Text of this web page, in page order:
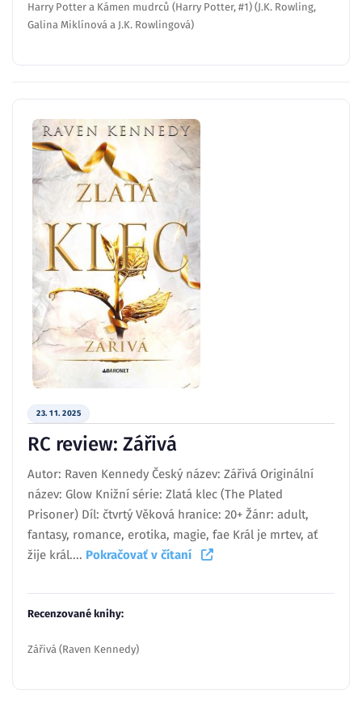
Harry Potter a Kámen mudrců (Harry Potter, #1) (J.K. Rowling,
Galina Miklínová a J.K. Rowlingová)
23. 11. 2025
RC review: Zářivá
Autor: Raven Kennedy Český název: Zářivá Originální
název: Glow Knižní série: Zlatá klec (The Plated
Prisoner) Díl: čtvrtý Věková hranice: 20+ Žánr: adult,
fantasy, romance, erotika, magie, fae Král je mrtev, ať
žije král.... Pokračovať v čítaní
Recenzované knihy:
Zářivá (Raven Kennedy)